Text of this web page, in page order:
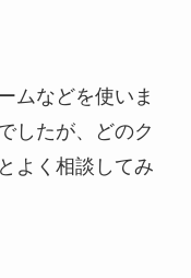
ムなどを使いま
したが、どのク
よく相談してみ